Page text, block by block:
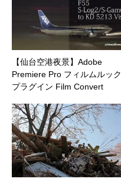
【仙台空港夜景】Adobe
Premiere Pro フィルムルック
プラグイン Film Convert